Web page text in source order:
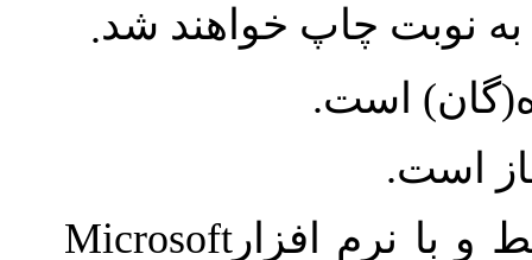
نوبت چاپ خواهند شد.
است.
است.
و با نرم افزارMicrosoft